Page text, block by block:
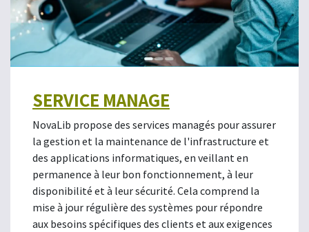
SERVICE MANAGE
NovaLib propose des services managés pour assurer
la gestion et la maintenance de l'infrastructure et
des applications informatiques, en veillant en
permanence à leur bon fonctionnement, à leur
disponibilité et à leur sécurité. Cela comprend la
mise à jour régulière des systèmes pour répondre
aux besoins spécifiques des clients et aux exigences